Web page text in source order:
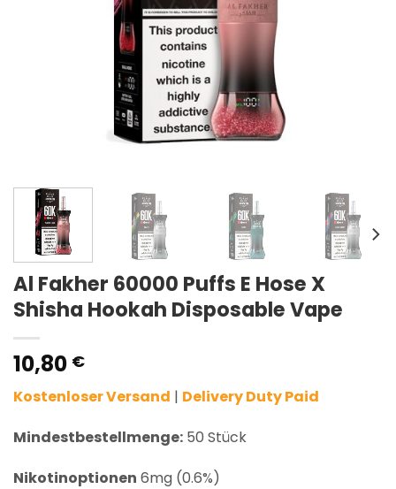
Al Fakher 60000 Puffs E Hose X
Shisha Hookah Disposable Vape
10,80 €
Kostenloser Versand | Delivery Duty Paid
Mindestbestellmenge: 50 Stück
Nikotinoptionen 6mg (0.6%)